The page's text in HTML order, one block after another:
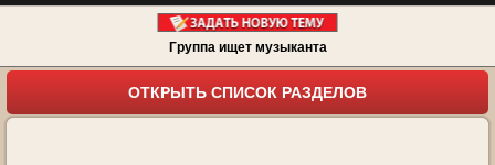
Группа ищет музыканта
ОТКРЫТЬ СПИСОК РАЗДЕЛОВ